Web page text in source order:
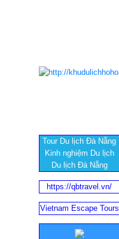
Tour Du lịch Đà Nẵng
Kinh nghiệm Du lịch
Du lịch Đà Nẵng
https://qbtravel.vn/
Vietnam Escape Tours